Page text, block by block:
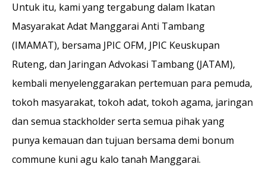
Untuk itu, kami yang tergabung dalam Ikatan
Masyarakat Adat Manggarai Anti Tambang
(IMAMAT), bersama JPIC OFM, JPIC Keuskupan
Ruteng, dan Jaringan Advokasi Tambang (JATAM),
kembali menyelenggarakan pertemuan para pemuda,
tokoh masyarakat, tokoh adat, tokoh agama, jaringan
dan semua stackholder serta semua pihak yang
punya kemauan dan tujuan bersama demi bonum
commune kuni agu kalo tanah Manggarai.